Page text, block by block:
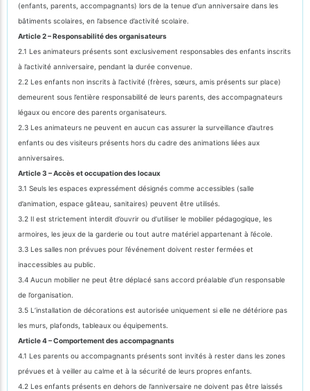
(enfants, parents, accompagnants) lors de la tenue d’un anniversaire dans les
bâtiments scolaires, en l’absence d’activité scolaire.
Article 2 – Responsabilité des organisateurs
2.1 Les animateurs présents sont exclusivement responsables des enfants inscrits
à l’activité anniversaire, pendant la durée convenue.
2.2 Les enfants non inscrits à l’activité (frères, sœurs, amis présents sur place)
demeurent sous l’entière responsabilité de leurs parents, des accompagnateurs
légaux ou encore des parents organisateurs.
2.3 Les animateurs ne peuvent en aucun cas assurer la surveillance d’autres
enfants ou des visiteurs présents hors du cadre des animations liées aux
anniversaires.
Article 3 – Accès et occupation des locaux
3.1 Seuls les espaces expressément désignés comme accessibles (salle
d’animation, espace gâteau, sanitaires) peuvent être utilisés.
3.2 Il est strictement interdit d’ouvrir ou d’utiliser le mobilier pédagogique, les
armoires, les jeux de la garderie ou tout autre matériel appartenant à l’école.
3.3 Les salles non prévues pour l’événement doivent rester fermées et
inaccessibles au public.
3.4 Aucun mobilier ne peut être déplacé sans accord préalable d’un responsable
de l’organisation.
3.5 L’installation de décorations est autorisée uniquement si elle ne détériore pas
les murs, plafonds, tableaux ou équipements.
Article 4 – Comportement des accompagnants
4.1 Les parents ou accompagnants présents sont invités à rester dans les zones
prévues et à veiller au calme et à la sécurité de leurs propres enfants.
4.2 Les enfants présents en dehors de l’anniversaire ne doivent pas être laissés